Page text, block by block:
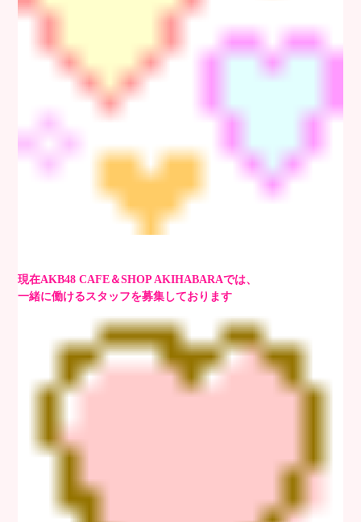
現在AKB48 CAFE＆SHOP AKIHABARAでは、
一緒に働けるスタッフを募集しております